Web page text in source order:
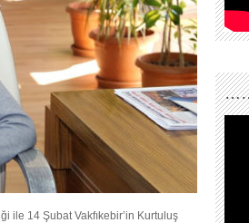
ile 14 Şubat Vakfıkebir’in Kurtuluş